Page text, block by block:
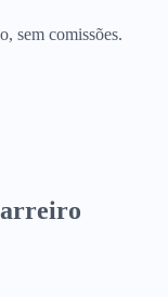
sem comissões.